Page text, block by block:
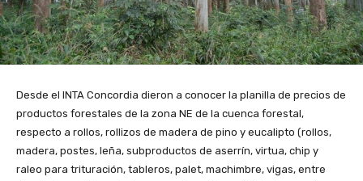
Desde el INTA Concordia dieron a conocer la planilla de precios de
productos forestales de la zona NE de la cuenca forestal,
respecto a rollos, rollizos de madera de pino y eucalipto (rollos,
madera, postes, leña, subproductos de aserrín, virtua, chip y
raleo para trituración, tableros, palet, machimbre, vigas, entre